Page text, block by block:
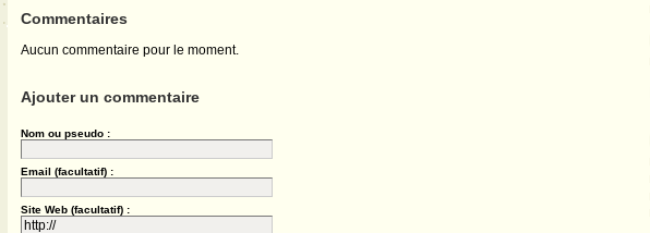
Commentaires
Aucun commentaire pour le moment.
Ajouter un commentaire
Nom ou pseudo :
Email (facultatif) :
Site Web (facultatif) :